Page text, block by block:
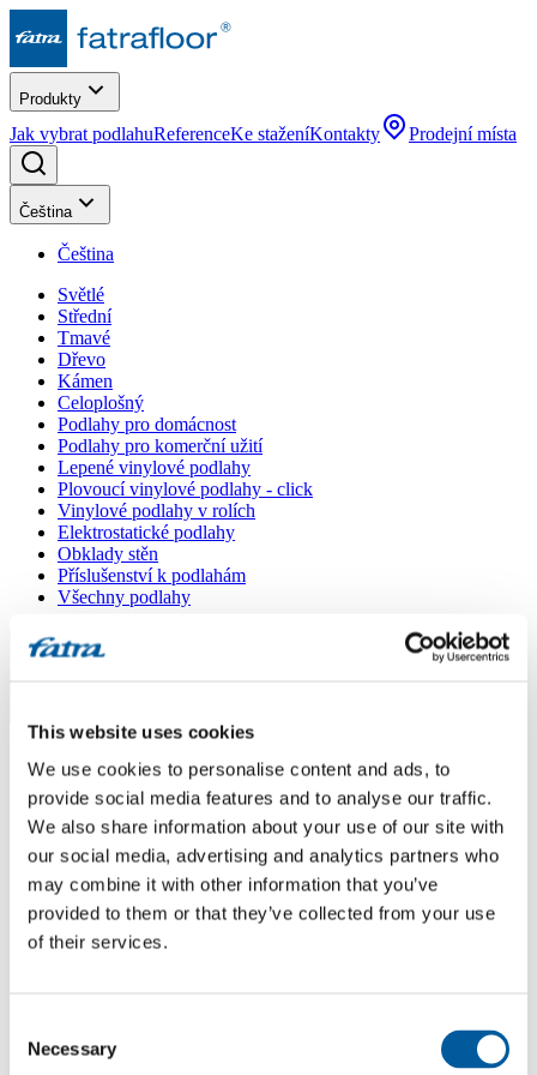
This website uses cookies
We use cookies to personalise content and ads, to
provide social media features and to analyse our traffic.
We also share information about your use of our site with
our social media, advertising and analytics partners who
may combine it with other information that you’ve
provided to them or that they’ve collected from your use
of their services.
Selection
Necessary
Produkty
Jak vybrat podlahuReferenceKe staženíKontakty Prodejní místa
Čeština
Čeština
Světlé
Střední
Tmavé
Dřevo
Kámen
Celoplošný
Podlahy pro domácnost
Podlahy pro komerční užití
Lepené vinylové podlahy
Plovoucí vinylové podlahy - click
Vinylové podlahy v rolích
Elektrostatické podlahy
Obklady stěn
Příslušenství k podlahám
Všechny podlahy
Menu
Domů/
Dotazy/
Podlozka Starlon
Dotaz
Dobry den, lze pod vinyl Fatraclick 7231-3 pouzit podlozku Starlon
Odpověď